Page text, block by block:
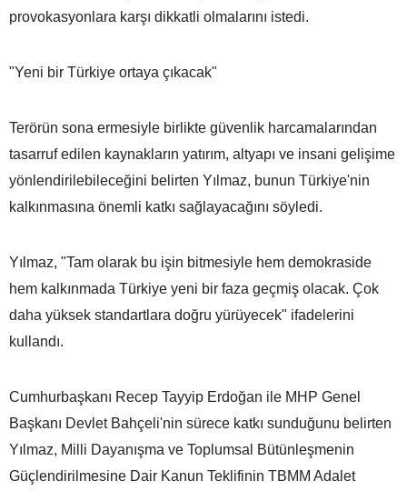
provokasyonlara karşı dikkatli olmalarını istedi.
"Yeni bir Türkiye ortaya çıkacak"
Terörün sona ermesiyle birlikte güvenlik harcamalarından
tasarruf edilen kaynakların yatırım, altyapı ve insani gelişime
yönlendirilebileceğini belirten Yılmaz, bunun Türkiye'nin
kalkınmasına önemli katkı sağlayacağını söyledi.
Yılmaz, "Tam olarak bu işin bitmesiyle hem demokraside
hem kalkınmada Türkiye yeni bir faza geçmiş olacak. Çok
daha yüksek standartlara doğru yürüyecek" ifadelerini
kullandı.
Cumhurbaşkanı Recep Tayyip Erdoğan ile MHP Genel
Başkanı Devlet Bahçeli'nin sürece katkı sunduğunu belirten
Yılmaz, Milli Dayanışma ve Toplumsal Bütünleşmenin
Güçlendirilmesine Dair Kanun Teklifinin TBMM Adalet